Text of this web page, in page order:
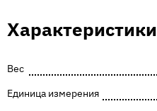
Характеристики
Вес
Единица измерения